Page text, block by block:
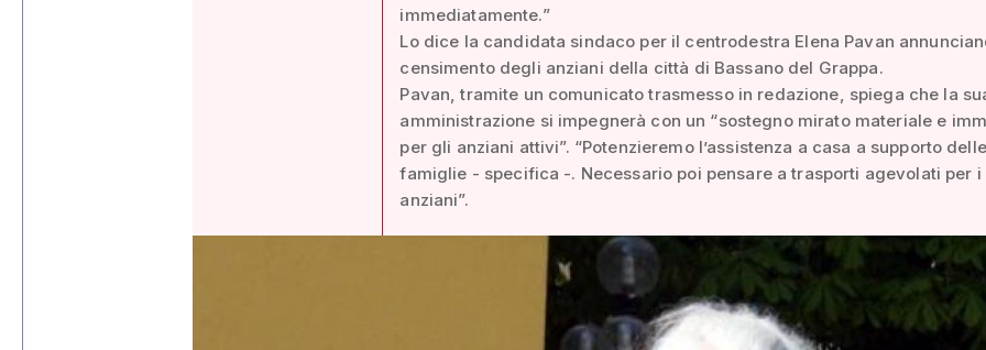
immediatamente.”
Lo dice la candidata sindaco per il centrodestra Elena Pavan
censimento degli anziani della città di Bassano del Grappa.
Pavan, tramite un comunicato trasmesso in redazione, spiega che la
amministrazione si impegnerà con un “sostegno mirato materiale e
per gli anziani attivi”. “Potenzieremo l’assistenza a casa a supporto delle
famiglie - specifica -. Necessario poi pensare a trasporti agevolati per i
anziani”.